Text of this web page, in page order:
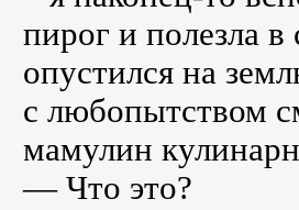
пирог и полезла
опустился на
с любопытством
мамулин
— Что это?